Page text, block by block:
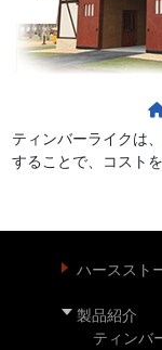
ティンバーライクは
することで、コスト
ハーススト
製品紹介
ティンバ